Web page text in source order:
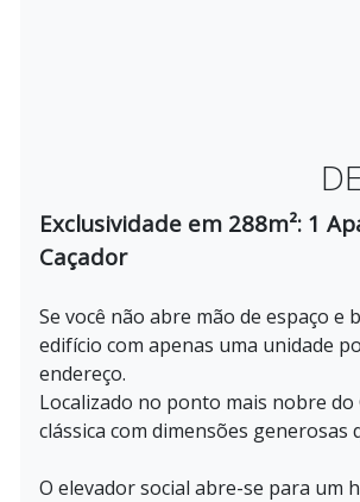
Exclusividade em 288m²: 1
Caçador
Se você não abre mão de espaço
edifício com apenas uma unidade
endereço.
Localizado no ponto mais nobre
clássica com dimensões
O elevador social abre-se para um